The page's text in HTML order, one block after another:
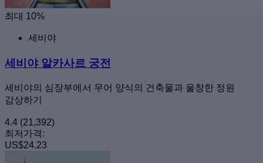
최대 10%
세비야
세비야 알카사르 궁전
세비야의 심장부에서 무어 양식의 건축물과 울창한 정원
감상하기
4.4 (21,392)
최저가격:
US$24.23